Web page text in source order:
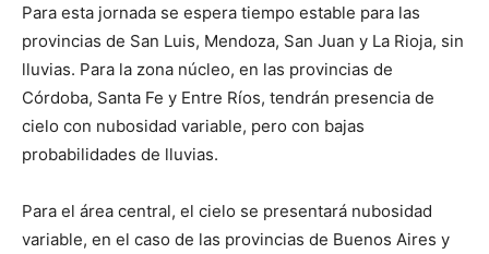
Para esta jornada se espera tiempo estable para las
provincias de San Luis, Mendoza, San Juan y La Rioja, sin
lluvias. Para la zona núcleo, en las provincias de
Córdoba, Santa Fe y Entre Ríos, tendrán presencia de
cielo con nubosidad variable, pero con bajas
probabilidades de lluvias.
Para el área central, el cielo se presentará nubosidad
variable, en el caso de las provincias de Buenos Aires y